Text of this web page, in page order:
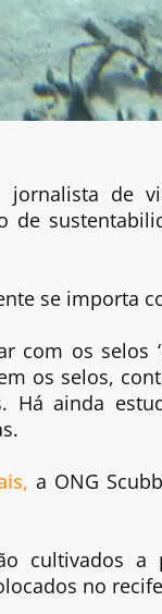
jornalista de
de
se importa
com os selos
os selos,
Há ainda
a ONG
cultivados a
no